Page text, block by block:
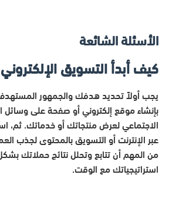
الأسئلة الشائعة
كيف أبدأ التسويق
يجب أولاً تحديد هدفك والجمهور
بإنشاء موقع إلكتروني أو صفحة على وسائل
الاجتماعي لعرض منتجاتك أو خدماتك. ثم،
عبر الإنترنت أو التسويق بالمحتوى لجذب
من المهم أن تتابع وتحلل نتائج حملاتك
استراتيجياتك مع الوقت.